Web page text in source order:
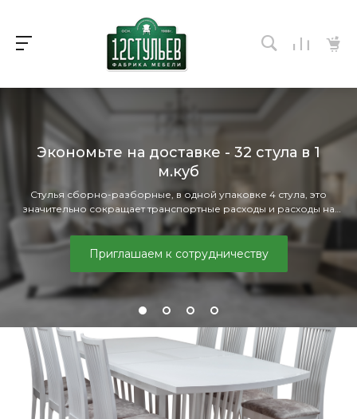
Стулья из массива березы
Каркас изготовлен из массива сибирской берёзы, которая
является прекрасным мебельным материалом.